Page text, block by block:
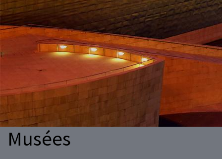
Musées